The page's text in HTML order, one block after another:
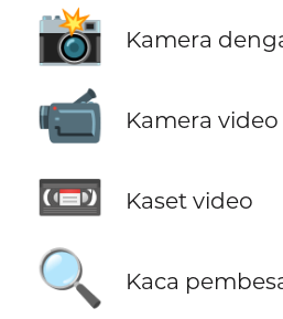
📸 Kamera
📹 Kamera video
📼 Kaset video
🔍 Kaca